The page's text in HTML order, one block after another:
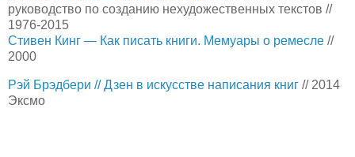
руководство по созданию нехудожественных текстов //
1976-2015
Стивен Кинг — Как писать книги. Мемуары о ремесле //
2000
Рэй Брэдбери // Дзен в искусстве написания книг // 2014
Эксмо